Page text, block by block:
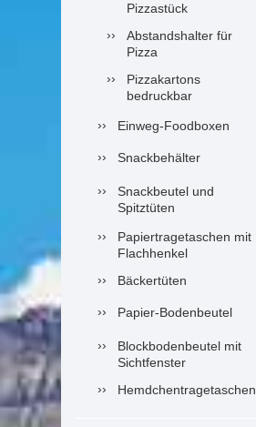
Pizzastück
Abstandshalter für
Pizza
Pizzakartons
bedruckbar
Einweg-Foodboxen
Snackbehälter
Snackbeutel und
Spitztüten
Papiertragetaschen mit
Flachhenkel
Bäckertüten
Papier-Bodenbeutel
Blockbodenbeutel mit
Sichtfenster
Hemdchentragetaschen